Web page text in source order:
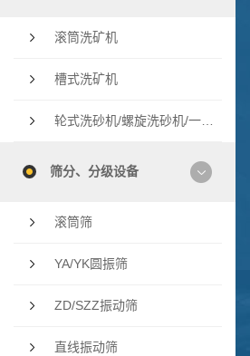
滚筒洗矿机
槽式洗矿机
筛分、分级设备
滚筒筛
YA/YK圆振筛
ZD/SZZ振动筛
直线振动筛